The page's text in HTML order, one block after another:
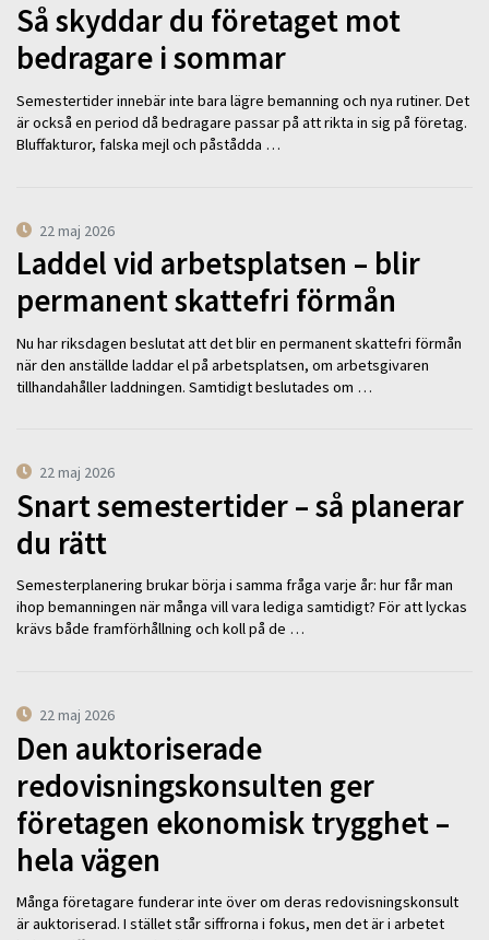
Så skyddar du företaget mot
bedragare i sommar
Semestertider innebär inte bara lägre bemanning och nya rutiner. Det
är också en period då bedragare passar på att rikta in sig på företag.
Bluffakturor, falska mejl och påstådda …
22 maj 2026
Laddel vid arbetsplatsen – blir
permanent skattefri förmån
Nu har riksdagen beslutat att det blir en permanent skattefri förmån
när den anställde laddar el på arbetsplatsen, om arbetsgivaren
tillhandahåller laddningen. Samtidigt beslutades om …
22 maj 2026
Snart semestertider – så planerar
du rätt
Semesterplanering brukar börja i samma fråga varje år: hur får man
ihop bemanningen när många vill vara lediga samtidigt? För att lyckas
krävs både framförhållning och koll på de …
22 maj 2026
Den auktoriserade
redovisningskonsulten ger
företagen ekonomisk trygghet –
hela vägen
Många företagare funderar inte över om deras redovisningskonsult
är auktoriserad. I stället står siffrorna i fokus, men det är i arbetet